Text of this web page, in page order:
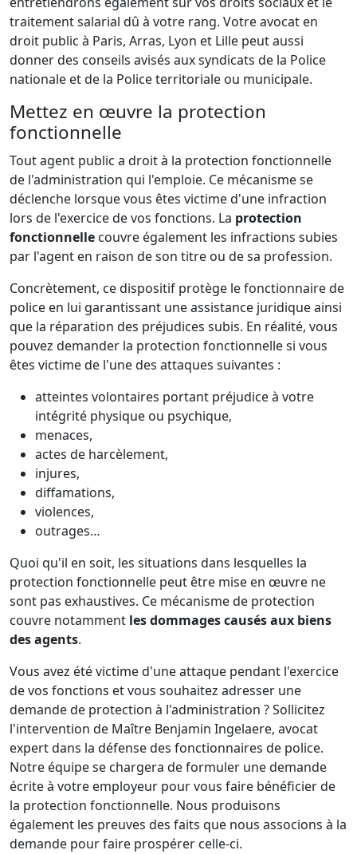
traitement salarial dû à votre rang. Votre avocat en
droit public à Paris, Arras, Lyon et Lille peut aussi
donner des conseils avisés aux syndicats de la Police
nationale et de la Police territoriale ou municipale.
Mettez en œuvre la protection
fonctionnelle
Tout agent public a droit à la protection fonctionnelle
de l'administration qui l'emploie. Ce mécanisme se
déclenche lorsque vous êtes victime d'une infraction
lors de l'exercice de vos fonctions. La protection
fonctionnelle couvre également les infractions subies
par l'agent en raison de son titre ou de sa profession.
Concrètement, ce dispositif protège le fonctionnaire de
police en lui garantissant une assistance juridique ainsi
que la réparation des préjudices subis. En réalité, vous
pouvez demander la protection fonctionnelle si vous
êtes victime de l'une des attaques suivantes :
atteintes volontaires portant préjudice à votre
intégrité physique ou psychique,
menaces,
actes de harcèlement,
injures,
diffamations,
violences,
outrages…
Quoi qu'il en soit, les situations dans lesquelles la
protection fonctionnelle peut être mise en œuvre ne
sont pas exhaustives. Ce mécanisme de protection
couvre notamment les dommages causés aux biens
des agents.
Vous avez été victime d'une attaque pendant l'exercice
de vos fonctions et vous souhaitez adresser une
demande de protection à l'administration ? Sollicitez
l'intervention de Maître Benjamin Ingelaere, avocat
expert dans la défense des fonctionnaires de police.
Notre équipe se chargera de formuler une demande
écrite à votre employeur pour vous faire bénéficier de
la protection fonctionnelle. Nous produisons
également les preuves des faits que nous associons à la
demande pour faire prospérer celle-ci.